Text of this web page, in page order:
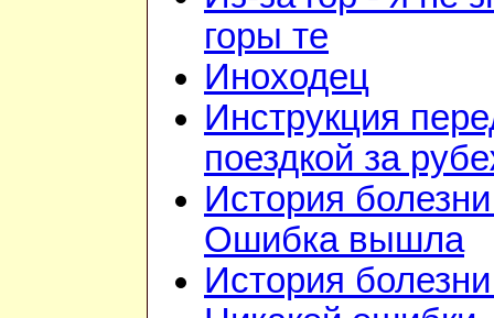
горы те
Иноходец
Инструкция
поездкой за
История
Ошибка вышла
История